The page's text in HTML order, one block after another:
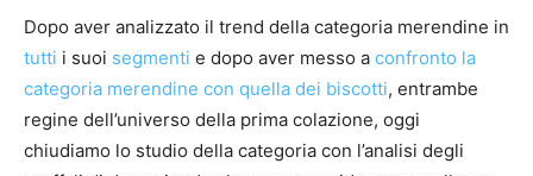
Dopo aver analizzato il trend della categoria merendine in
tutti i suoi segmenti e dopo aver messo a confronto la
categoria merendine con quella dei biscotti, entrambe
regine dell’universo della prima colazione, oggi
chiudiamo lo studio della categoria con l’analisi degli